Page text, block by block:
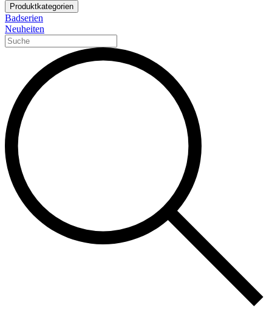
Produktkategorien
Badserien
Neuheiten